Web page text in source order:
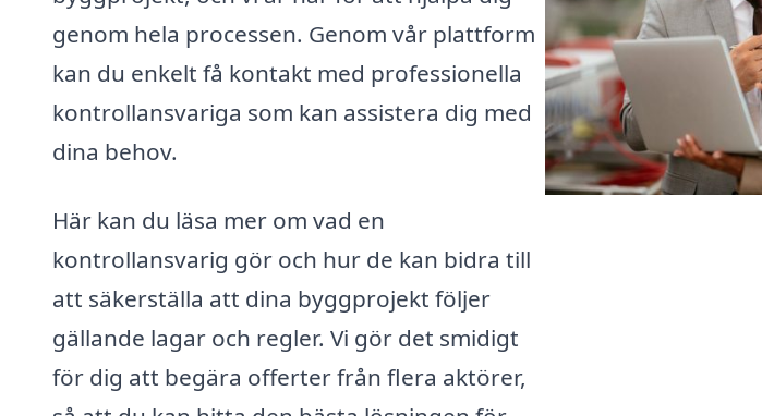
genom hela processen. Genom vår plattform
kan du enkelt få kontakt med professionella
kontrollansvariga som kan assistera dig med
dina behov.
Här kan du läsa mer om vad en
kontrollansvarig gör och hur de kan bidra till
att säkerställa att dina byggprojekt följer
gällande lagar och regler. Vi gör det smidigt
för dig att begära offerter från flera aktörer,